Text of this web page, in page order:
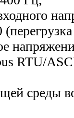
RTU/
среды